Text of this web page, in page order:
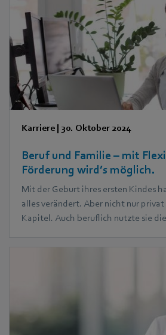
und Gemeinsamkeiten im
kennen.
Karriere | 30. Oktober 2024
Beruf und Familie – mit
Förderung wird’s möglich.
Mit der Geburt ihres ersten Kindes
alles verändert. Aber nicht nur privat
Kapitel. Auch beruflich nutzte sie
zu schaffen: Sie begann während
MBA Studium. Heute bekommt sie
ihrem Mann drei Kinder und den